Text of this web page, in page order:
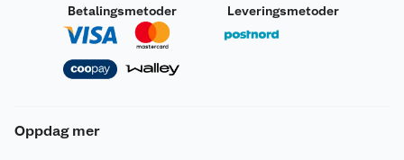
Betalingsmetoder Leveringsmetoder
Oppdag mer